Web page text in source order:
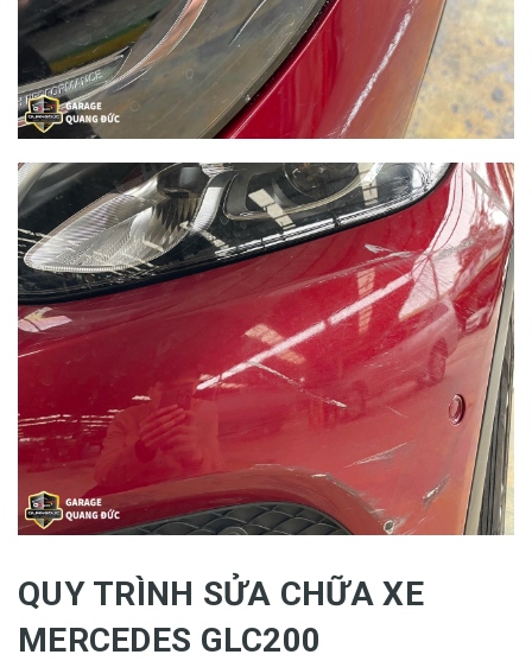
QUY TRÌNH SỬA CHỮA XE
MERCEDES GLC200